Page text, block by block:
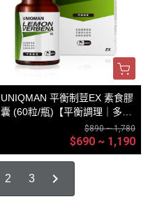
UNIQMAN 平衡制荳EX 素食膠
囊 (60粒/瓶)【平衡調理｜多入
$890 ~ 1,780
$690 ~ 1,190
2 3